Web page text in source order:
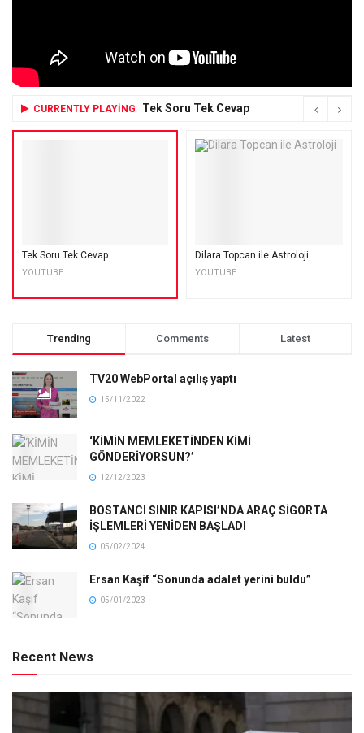
CURRENTLY PLAYING Tek Soru Tek Cevap
Tek Soru Tek Cevap
YOUTUBE
Dilara Topcan ile Astroloji
YOUTUBE
Trending Comments Latest
TV20 WebPortal açılış yaptı
15/11/2022
‘KİMİN MEMLEKETİNDEN KİMİ
GÖNDERİYORSUN?’
12/12/2023
BOSTANCI SINIR KAPISI’NDA ARAÇ SİGORTA
İŞLEMLERİ YENİDEN BAŞLADI
05/02/2024
Ersan Kaşif “Sonunda adalet yerini buldu”
05/01/2023
Recent News